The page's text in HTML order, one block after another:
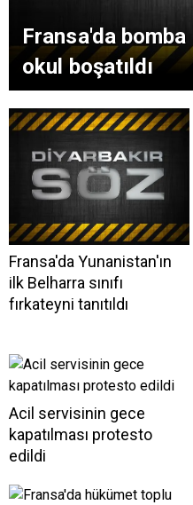
Fransa'da bomba
okul boşatıldı
Fransa'da Yunanistan'ın
ilk Belharra sınıfı
fırkateyni tanıtıldı
Acil servisinin gece
kapatılması protesto
edildi